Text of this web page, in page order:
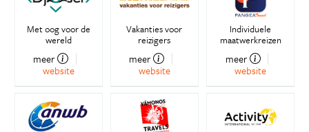
Met oog voor de
wereld
meer
website
Vakanties voor
reizigers
meer
website
Individuele
maatwerkreizen
meer
website